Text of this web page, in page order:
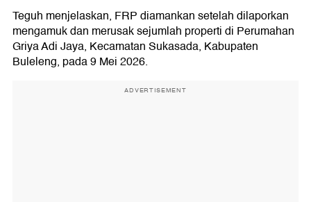
Teguh menjelaskan, FRP diamankan setelah dilaporkan
mengamuk dan merusak sejumlah properti di Perumahan
Griya Adi Jaya, Kecamatan Sukasada, Kabupaten
Buleleng, pada 9 Mei 2026.
ADVERTISEMENT